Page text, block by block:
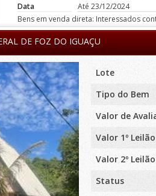
Data
Até 23/12/2024
Bens em venda direta: Interessados
DE FOZ DO IGUAÇU
Lote
Tipo do Bem
Valor de
Valor 1º Leilão
Valor 2º Leilão
Status